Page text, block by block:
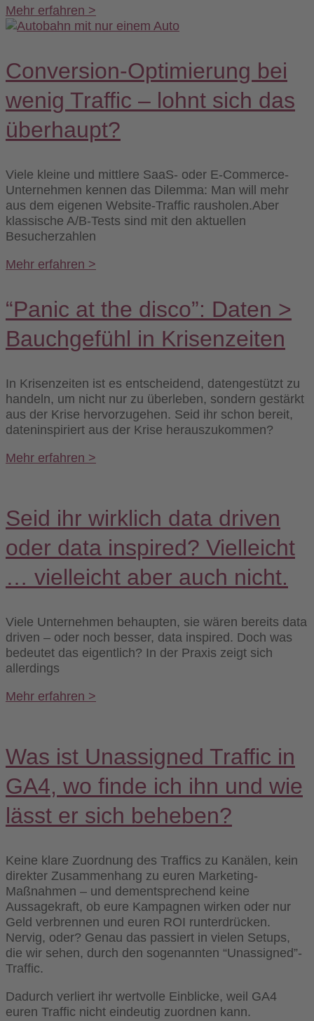
Mehr erfahren >
Conversion-Optimierung bei
wenig Traffic – lohnt sich das
überhaupt?
Viele kleine und mittlere SaaS- oder E-Commerce-
Unternehmen kennen das Dilemma: Man will mehr
aus dem eigenen Website-Traffic rausholen.Aber
klassische A/B-Tests sind mit den aktuellen
Besucherzahlen
Mehr erfahren >
“Panic at the disco”: Daten >
Bauchgefühl in Krisenzeiten
In Krisenzeiten ist es entscheidend, datengestützt zu
handeln, um nicht nur zu überleben, sondern gestärkt
aus der Krise hervorzugehen. Seid ihr schon bereit,
dateninspiriert aus der Krise herauszukommen?
Mehr erfahren >
Seid ihr wirklich data driven
oder data inspired? Vielleicht
… vielleicht aber auch nicht.
Viele Unternehmen behaupten, sie wären bereits data
driven – oder noch besser, data inspired. Doch was
bedeutet das eigentlich? In der Praxis zeigt sich
allerdings
Mehr erfahren >
Was ist Unassigned Traffic in
GA4, wo finde ich ihn und wie
lässt er sich beheben?
Keine klare Zuordnung des Traffics zu Kanälen, kein
direkter Zusammenhang zu euren Marketing-
Maßnahmen – und dementsprechend keine
Aussagekraft, ob eure Kampagnen wirken oder nur
Geld verbrennen und euren ROI runterdrücken.
Nervig, oder? Genau das passiert in vielen Setups,
die wir sehen, durch den sogenannten “Unassigned”-
Traffic.
Dadurch verliert ihr wertvolle Einblicke, weil GA4
euren Traffic nicht eindeutig zuordnen kann.